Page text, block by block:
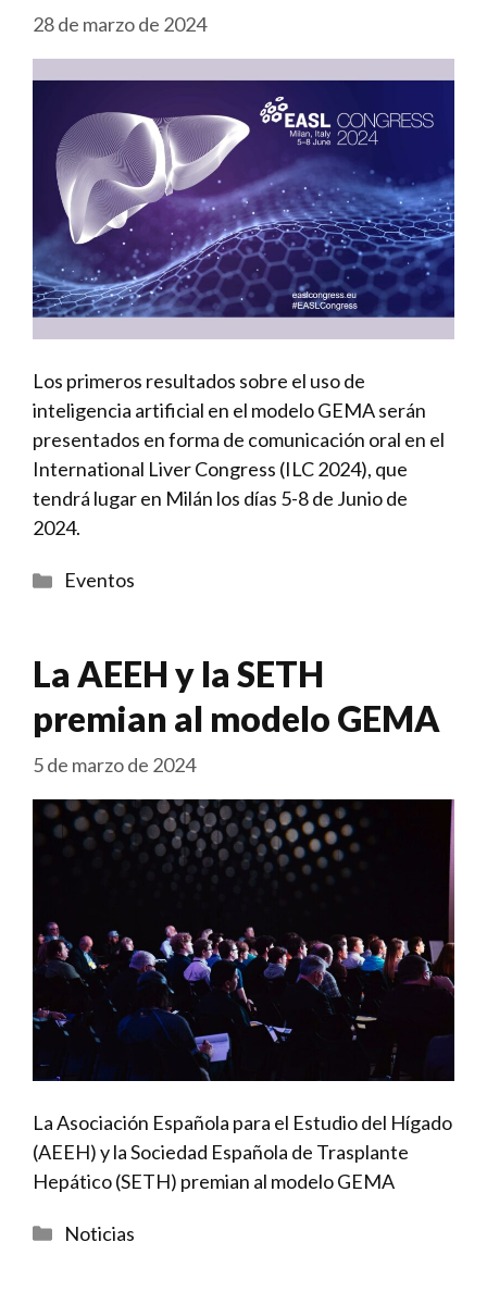
28 de marzo de 2024
Los primeros resultados sobre el uso de
inteligencia artificial en el modelo GEMA serán
presentados en forma de comunicación oral en el
International Liver Congress (ILC 2024), que
tendrá lugar en Milán los días 5-8 de Junio de
2024.
Categorías
Eventos
La AEEH y la SETH
premian al modelo GEMA
5 de marzo de 2024
La Asociación Española para el Estudio del Hígado
(AEEH) y la Sociedad Española de Trasplante
Hepático (SETH) premian al modelo GEMA
Categorías
Noticias